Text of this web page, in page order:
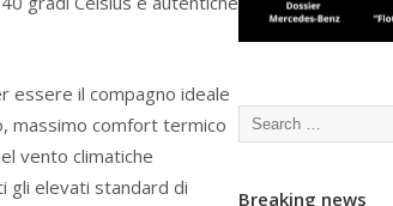
essere il compagno ideale
massimo comfort termico
vento climatiche
gli elevati standard di
Breaking news